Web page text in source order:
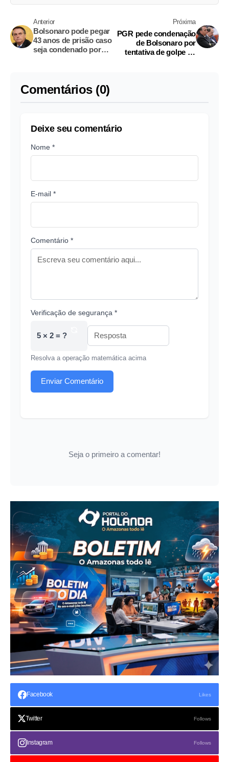
Anterior
Bolsonaro pode pegar
43 anos de prisão caso
seja condenado por
Próxima
PGR pede condenação
de Bolsonaro por
tentativa de golpe de
Comentários (0)
Deixe seu comentário
Nome *
E-mail *
Comentário *
Verificação de segurança *
5 × 2 = ?
Resolva a operação matemática acima
Enviar Comentário
Seja o primeiro a comentar!
Facebook Likes
Twitter Follows
Instagram Follows